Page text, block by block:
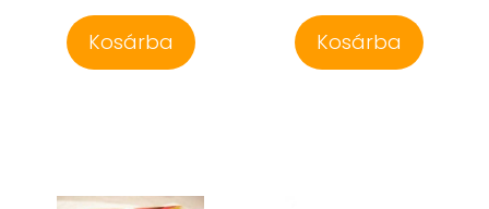
Kosárba Kosárba